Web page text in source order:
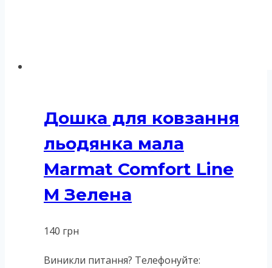
Дошка для ковзання
льодянка мала
Marmat Comfort Line
M Зелена
140 грн
Виникли питання? Телефонуйте: